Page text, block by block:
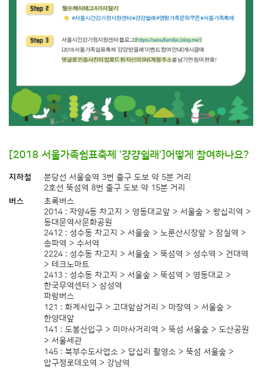
[2018 서울가족쉼표축제 '걍걍쉴래']어떻게 참여하나요?
지하철
분당선 서울숲역 3번 출구 도보 약 5분 거리
2호선 뚝섬역 8번 출구 도보 약 15분 거리
버스
초록버스
2014 : 자양4동 차고지 > 영동대교앞 > 서울숲 > 왕십리역 >
동대문역사문화공원
2412 : 성수동 차고지 > 서울숲 > 노룬산시장앞 > 잠실역 >
송파역 > 수서역
2224 : 성수동 차고지 > 서울숲 > 뚝섬역 > 성수역 > 건대역
> 테크노마트
2413 : 성수동 차고지 > 서울숲 > 뚝섬역 > 영동대교 >
한국무역센터 > 삼성역
파랑버스
121 : 화계사입구 > 고대앞삼거리 > 마장역 > 서울숲 >
한양대앞
141 : 도봉산입구 > 미아사거리역 > 뚝섬 서울숲 > 도산공원
> 서울세관
145 : 북부수도사업소 > 답십리 촬영소 > 뚝섬 서울숲 >
압구정로데오역 > 강남역